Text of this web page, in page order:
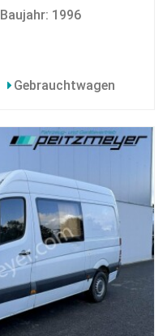
Baujahr: 1996
Gebrauchtwagen